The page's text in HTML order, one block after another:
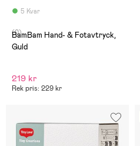
5 Kvar
(0)
BamBam Hand- & Fotavtryck,
Guld
219 kr
Rek pris: 229 kr